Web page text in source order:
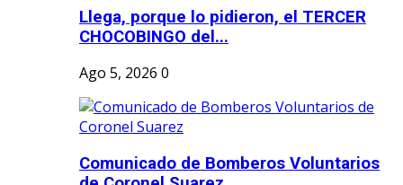
Llega, porque lo pidieron, el TERCER
CHOCOBINGO del...
Ago 5, 2026 0
Comunicado de Bomberos Voluntarios